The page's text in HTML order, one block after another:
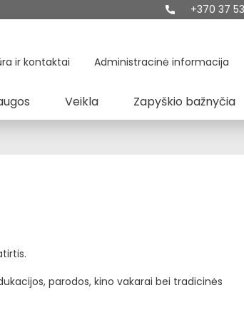
+370 37
ir kontaktai Administracinė informacija
Veikla Zapyškio bažnyčia
parodos, kino vakarai bei tradicinės